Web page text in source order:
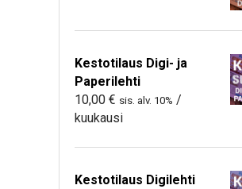
Kestotilaus Digi- ja
Paperilehti
10,00 € sis. alv. 10% /
kuukausi
Kestotilaus Digilehti